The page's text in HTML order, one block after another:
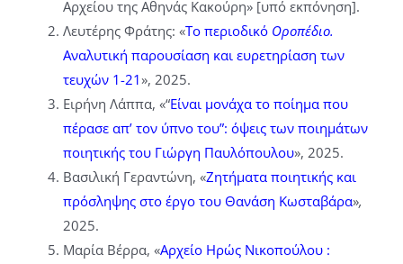
Αρχείου της Αθηνάς Κακούρη» [υπό εκπόνηση].
Λευτέρης Φράτης: «Το περιοδικό Οροπέδιο.
Αναλυτική παρουσίαση και ευρετηρίαση των
τευχών 1-21», 2025.
Ειρήνη Λάππα, «“Είναι μονάχα το ποίημα που
πέρασε απ’ τον ύπνο του”: όψεις των ποιημάτων
ποιητικής του Γιώργη Παυλόπουλου», 2025.
Βασιλική Γεραντώνη, «Ζητήματα ποιητικής και
πρόσληψης στο έργο του Θανάση Κωσταβάρα»,
2025.
Μαρία Βέρρα, «Αρχείο Ηρώς Νικοπούλου :